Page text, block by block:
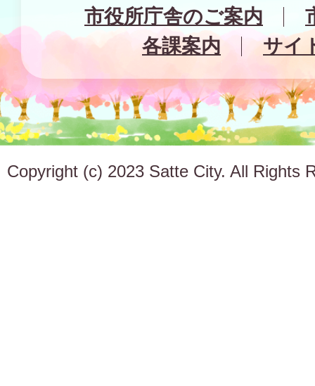
市役所庁舎のご案内
各課案内
サイ
Copyright (c) 2023 Satte City. All Rights